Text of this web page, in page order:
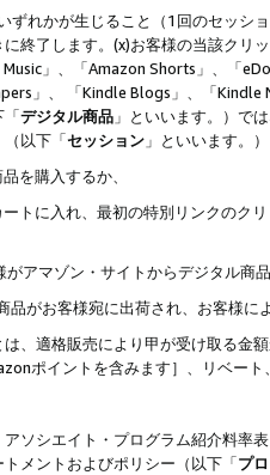
ずれかが生じること（1回のセッシ
終了します。(x)お客様の当該ク
」、「Amazon Shorts」、「
」、 「Kindle Blogs」、「
「デジタル商品 」といいます。）で
以下「セッション 」といいます。
を購入するか、
トに入れ、最初の特別リンクのク
アマゾン・サイトからデジタル
品がお客様宛に出荷され、お客様
は、適格販売により甲が受け取る金
ポイントを含みます］、リベー
ソシエイト・プログラム紹介料率
メントおよびポリシー（以下「プ